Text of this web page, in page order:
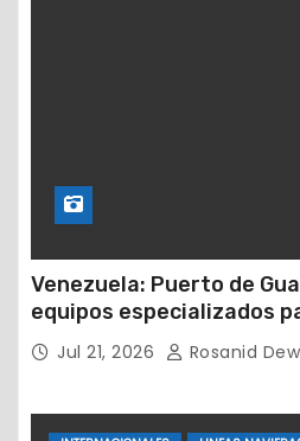
Venezuela: Puerto de
equipos especializados
petrolera
Jul 21, 2026 Rosanid